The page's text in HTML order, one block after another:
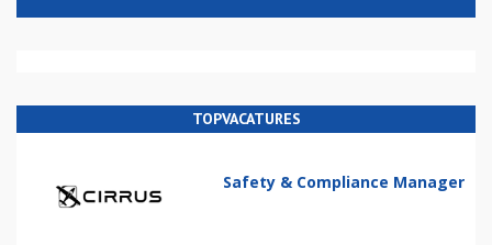
TOPVACATURES
Safety & Compliance Manager